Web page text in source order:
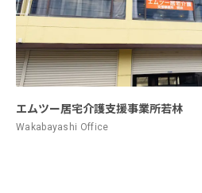
エムツー居宅介護支援事業所若林
Wakabayashi Office